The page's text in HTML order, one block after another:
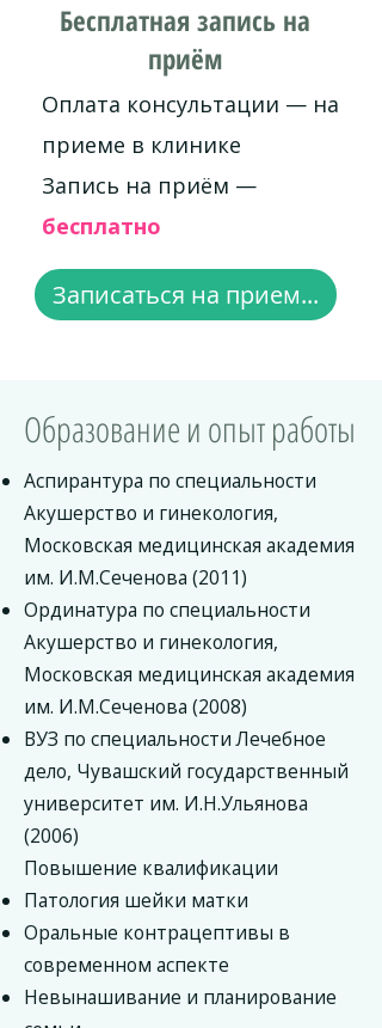
Бесплатная запись на
приём
Оплата консультации — на
приеме в клинике
Запись на приём —
бесплатно
Записаться на прием...
Образование и опыт работы
Аспирантура по специальности
Акушерство и гинекология,
Московская медицинская академия
им. И.М.Сеченова (2011)
Ординатура по специальности
Акушерство и гинекология,
Московская медицинская академия
им. И.М.Сеченова (2008)
ВУЗ по специальности Лечебное
дело, Чувашский государственный
университет им. И.Н.Ульянова
(2006)
Повышение квалификации
Патология шейки матки
Оральные контрацептивы в
современном аспекте
Невынашивание и планирование